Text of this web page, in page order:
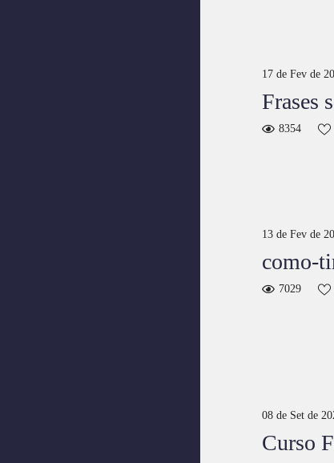
17 de Fev de
Frases
8354
13 de Fev de
como-
7029
08 de Set de
Curso